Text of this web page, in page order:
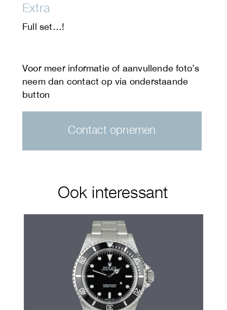
Extra
Full set…!
Contact opnemen
Ook interessant